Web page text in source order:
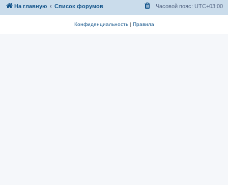
На главную Список форумов Часовой пояс: UTC+03:00
Конфиденциальность| Правила